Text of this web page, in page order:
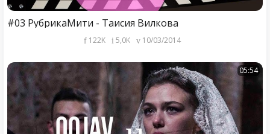
#03 РубрикаМити - Таисия Вилкова
122K 5,0K 10/03/2014
05:54